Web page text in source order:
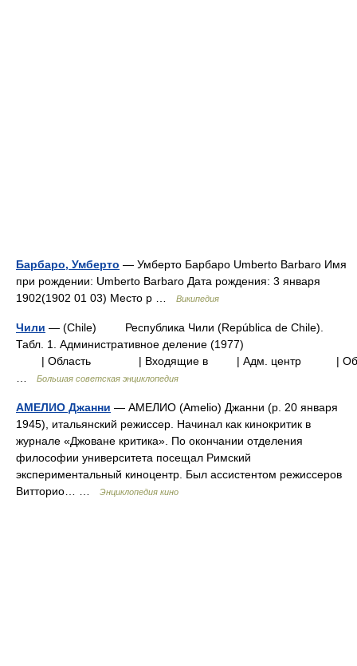
Барбаро, Умберто — Умберто Барбаро Umberto Barbaro Имя
при рождении: Umberto Barbaro Дата рождения: 3 января
1902(1902 01 03) Место р …
Википедия
Чили — (Chile) Республика Чили (República de Chile).
Табл. 1. Административное деление (1977)
| Область | Входящие в | Адм. центр |
Большая советская энциклопедия
АМЕЛИО Джанни — АМЕЛИО (Amelio) Джанни (р. 20 января
1945), итальянский режиссер. Начинал как кинокритик в
журнале «Джоване критика». По окончании отделения
философии университета посещал Римский
экспериментальный киноцентр. Был ассистентом режиссеров
Витторио… …
Энциклопедия кино